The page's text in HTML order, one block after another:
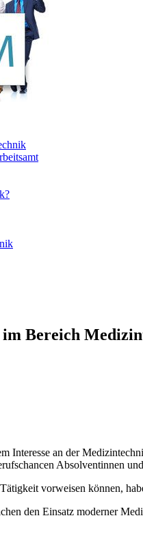
Bereich
Interesse an der
Absolventinnen
vorweisen können,
den Einsatz moderner